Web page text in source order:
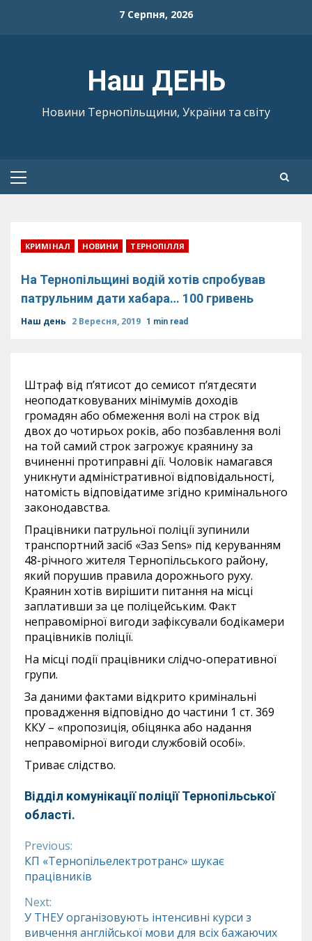
7 Серпня, 2026
Наш ДЕНЬ
Новини Тернопільщини, України та світу
Primary
КРИМІНАЛ НОВИНИ ТЕРНОПІЛЛЯ
На Тернопільщині водій хотів спробував
патрульним дати хабара… 100 гривень
Наш день 2 Вересня, 2019 1 min read
Штраф від п’ятисот до семисот п’ятдесяти
неоподатковуваних мінімумів доходів
громадян або обмеження волі на строк від
двох до чотирьох років, або позбавлення волі
на той самий строк загрожує краянину за
вчиненні протиправні дії. Чоловік намагався
уникнути адміністративної відповідальності,
натомість відповідатиме згідно кримінального
законодавства.
Працівники патрульної поліції зупинили
транспортний засіб «Заз Sens» під керуванням
48-річного жителя Тернопільського району,
який порушив правила дорожнього руху.
Краянин хотів вирішити питання на місці
заплативши за це поліцейським. Факт
неправомірної вигоди зафіксували бодікамери
працівників поліції.
На місці події працівники слідчо-оперативної
групи.
За даними фактами відкрито кримінальні
провадження відповідно до частини 1 ст. 369
ККУ – «пропозиція, обіцянка або надання
неправомірної вигоди службовій особі».
Триває слідство.
Відділ комунікації поліції Тернопільської
області.
Continue
Reading
Previous:
КП «Тернопільелектротранс» шукає
працівників
Next:
У ТНЕУ організовують інтенсивні курси з
вивчення англійської мови для всіх бажаючих